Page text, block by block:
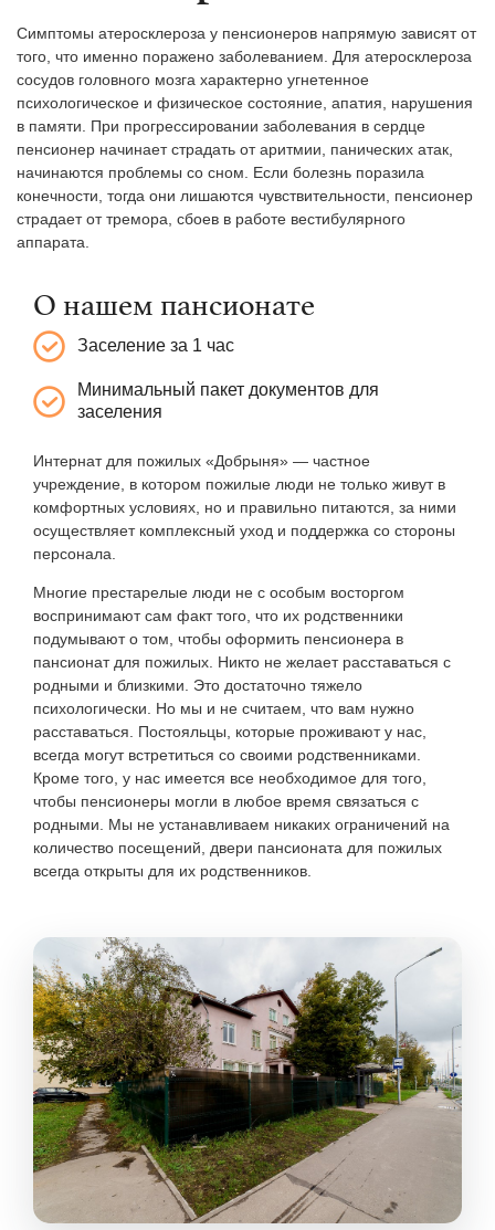
Симптомы атеросклероза у пенсионеров напрямую зависят от
того, что именно поражено заболеванием. Для атеросклероза
сосудов головного мозга характерно угнетенное
психологическое и физическое состояние, апатия, нарушения
в памяти. При прогрессировании заболевания в сердце
пенсионер начинает страдать от аритмии, панических атак,
начинаются проблемы со сном. Если болезнь поразила
конечности, тогда они лишаются чувствительности, пенсионер
страдает от тремора, сбоев в работе вестибулярного
аппарата.
О нашем пансионате
Заселение за 1 час
Минимальный пакет документов для
заселения
Интернат для пожилых «Добрыня» — частное
учреждение, в котором пожилые люди не только живут в
комфортных условиях, но и правильно питаются, за ними
осуществляет комплексный уход и поддержка со стороны
персонала.
Многие престарелые люди не с особым восторгом
воспринимают сам факт того, что их родственники
подумывают о том, чтобы оформить пенсионера в
пансионат для пожилых. Никто не желает расставаться с
родными и близкими. Это достаточно тяжело
психологически. Но мы и не считаем, что вам нужно
расставаться. Постояльцы, которые проживают у нас,
всегда могут встретиться со своими родственниками.
Кроме того, у нас имеется все необходимое для того,
чтобы пенсионеры могли в любое время связаться с
родными. Мы не устанавливаем никаких ограничений на
количество посещений, двери пансионата для пожилых
всегда открыты для их родственников.